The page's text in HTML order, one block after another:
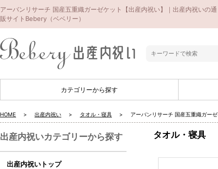
アーバンリサーチ 国産五重織ガーゼケット【出産内祝い】｜出産内祝いの通
販サイトBebery（ベベリー）
カテゴリーから探す
HOME 出産内祝い タオル・寝具 アーバンリサーチ 国産五重織ガー
タオル・寝具
出産内祝いカテゴリーから探す
出産内祝いトップ